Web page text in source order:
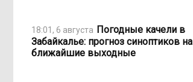
18:01, 6 августа Погодные качели в
Забайкалье: прогноз синоптиков на
ближайшие выходные